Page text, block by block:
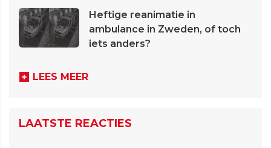
Heftige reanimatie in
ambulance in Zweden, of toch
iets anders?
LEES MEER
LAATSTE REACTIES